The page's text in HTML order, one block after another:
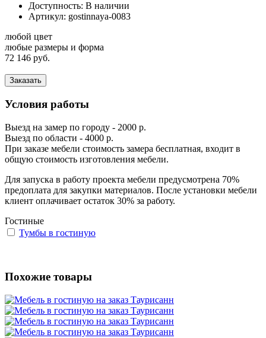
Доступность: В наличии
Артикул: gostinnaya-0083
любой цвет
любые размеры и форма
72 146 руб.
Заказать
Условия работы
Выезд на замер по городу - 2000 р.
Выезд по области - 4000 р.
При заказе мебели стоимость замера бесплатная, входит в
общую стоимость изготовления мебели.
Для запуска в работу проекта мебели предусмотрена 70%
предоплата для закупки материалов. После установки мебели
клиент оплачивает остаток 30% за работу.
Гостиные
Тумбы в гостиную
Похожие товары